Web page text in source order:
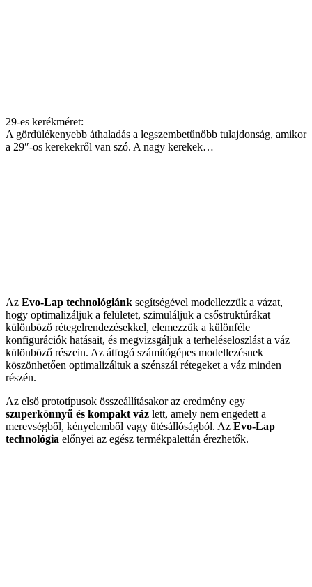
29-es kerékméret:
A gördülékenyebb áthaladás a legszembetűnőbb tulajdonság, amikor
a 29″-os kerekekről van szó. A nagy kerekek…
Az Evo-Lap technológiánk segítségével modellezzük a vázat,
hogy optimalizáljuk a felületet, szimuláljuk a csőstruktúrákat
különböző rétegelrendezésekkel, elemezzük a különféle
konfigurációk hatásait, és megvizsgáljuk a terheléseloszlást a váz
különböző részein. Az átfogó számítógépes modellezésnek
köszönhetően optimalizáltuk a szénszál rétegeket a váz minden
részén.
Az első prototípusok összeállításakor az eredmény egy
szuperkönnyű és kompakt váz lett, amely nem engedett a
merevségből, kényelemből vagy ütésállóságból. Az Evo-Lap
technológia előnyei az egész termékpalettán érezhetők.